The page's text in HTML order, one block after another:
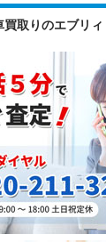
買取りのエブリィ